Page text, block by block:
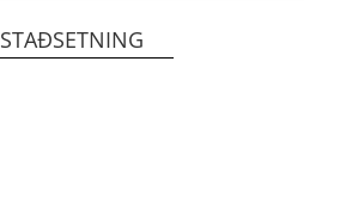
STAÐSETNING